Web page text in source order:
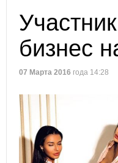
бизнес
07 Марта 2016 года 14:28